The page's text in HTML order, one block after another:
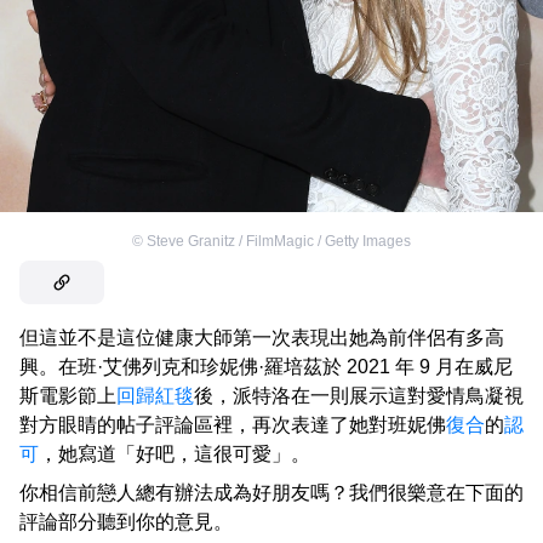
© Steve Granitz / FilmMagic / Getty Images
但這並不是這位健康大師第一次表現出她為前伴侶有多高
興。在班·艾佛列克和珍妮佛·羅培茲於 2021 年 9 月在威尼
斯電影節上 回歸紅毯後，派特洛在一則展示這對愛情鳥凝視
對方眼睛的帖子評論區裡，再次表達了她對班妮佛復合的認
可 ，她寫道「好吧，這很可愛」。
你相信前戀人總有辦法成為好朋友嗎？我們很樂意在下面的
評論部分聽到你的意見。